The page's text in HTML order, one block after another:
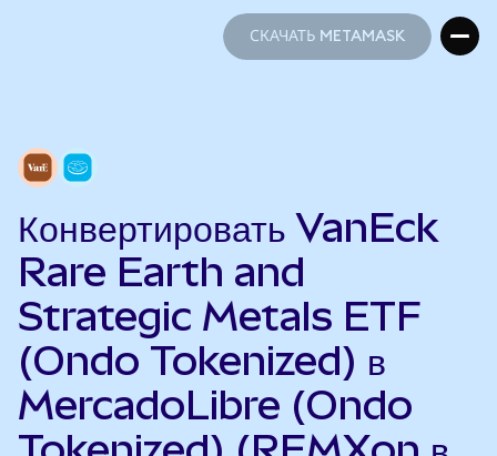
СКАЧАТЬ METAMASK
Конвертировать VanEck
Rare Earth and
Strategic Metals ETF
(Ondo Tokenized) в
MercadoLibre (Ondo